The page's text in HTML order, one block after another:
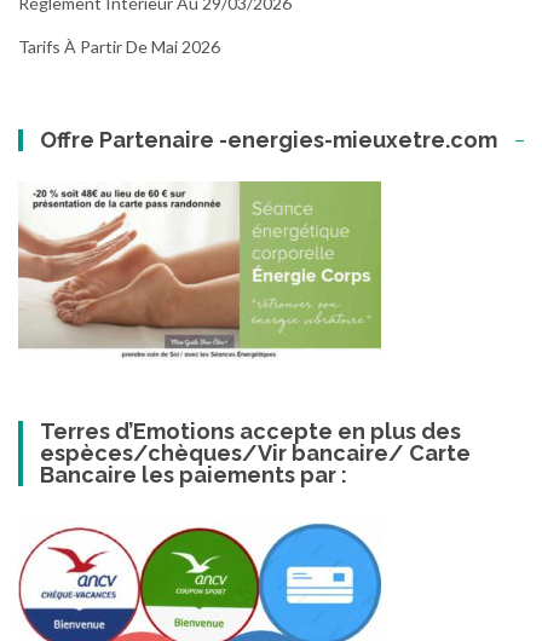
Tarifs À Partir De Mai 2026
Offre Partenaire -energies-mieuxetre.com
Terres d’Emotions accepte en plus des
espèces/chèques/Vir bancaire/ Carte
Bancaire les paiements par :